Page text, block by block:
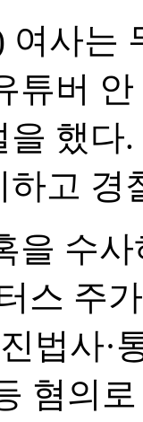
여사는
튜버
했다
하고
을 수
스 주
법사·
혐의